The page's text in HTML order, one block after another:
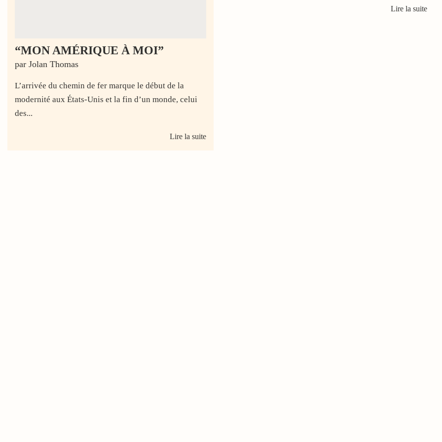
“MON AMÉRIQUE À MOI”
par Jolan Thomas
L’arrivée du chemin de fer marque le début de la
modernité aux États-Unis et la fin d’un monde, celui
des...
Lire la suite
Lire la suite